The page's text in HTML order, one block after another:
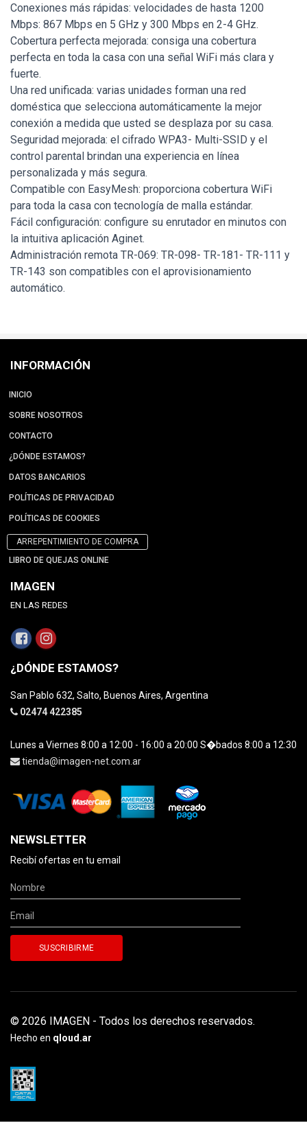
Conexiones más rápidas: velocidades de hasta 1200
Mbps: 867 Mbps en 5 GHz y 300 Mbps en 2-4 GHz.
Cobertura perfecta mejorada: consiga una cobertura
perfecta en toda la casa con una señal WiFi más clara y
fuerte.
Una red unificada: varias unidades forman una red
doméstica que selecciona automáticamente la mejor
conexión a medida que usted se desplaza por su casa.
Seguridad mejorada: el cifrado WPA3- Multi-SSID y el
control parental brindan una experiencia en línea
personalizada y más segura.
Compatible con EasyMesh: proporciona cobertura WiFi
para toda la casa con tecnología de malla estándar.
Fácil configuración: configure su enrutador en minutos con
la intuitiva aplicación Aginet.
Administración remota TR-069: TR-098- TR-181- TR-111 y
TR-143 son compatibles con el aprovisionamiento
automático.
INFORMACIÓN
INICIO
SOBRE NOSOTROS
CONTACTO
¿DÓNDE ESTAMOS?
DATOS BANCARIOS
POLÍTICAS DE PRIVACIDAD
POLÍTICAS DE COOKIES
ARREPENTIMIENTO DE COMPRA
LIBRO DE QUEJAS ONLINE
IMAGEN
EN LAS REDES
¿DÓNDE ESTAMOS?
San Pablo 632, Salto, Buenos Aires, Argentina
02474 422385
Lunes a Viernes 8:00 a 12:00 - 16:00 a 20:00 S�bados 8:00 a 12:30
tienda@imagen-net.com.ar
NEWSLETTER
Recibí ofertas en tu email
© 2026 IMAGEN - Todos los derechos reservados.
Hecho en qloud.ar